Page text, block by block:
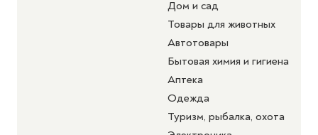
Дом и сад
Товары для животных
Автотовары
Бытовая химия и гигиена
Аптека
Одежда
Туризм, рыбалка, охота